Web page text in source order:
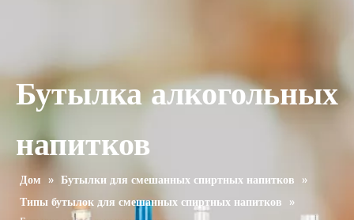
Бутылка алкогольных
напитков
Дом » Бутылки для смешанных спиртных напитков
»
Типы бутылок для смешанных спиртных напитков
»